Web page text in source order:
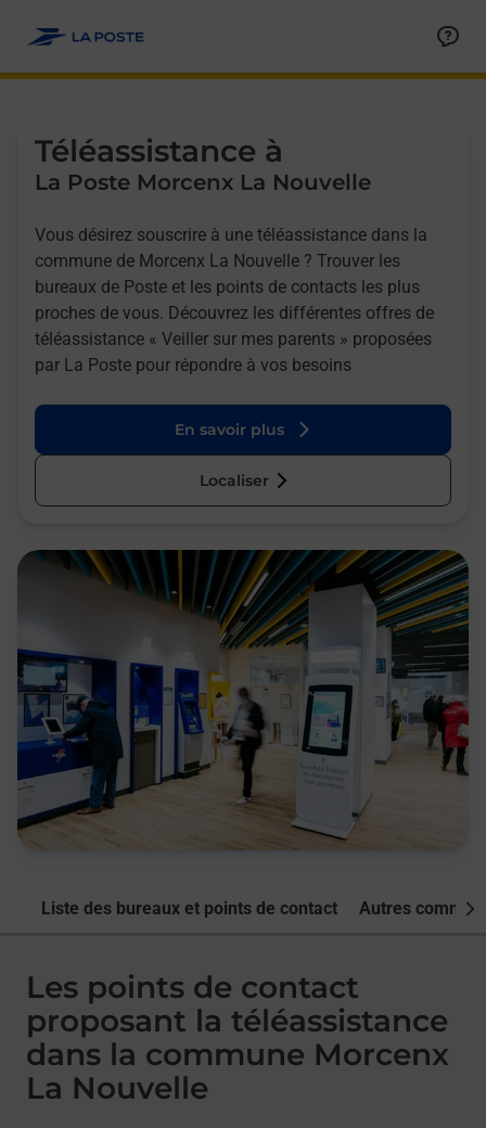
Téléassistance à
La Poste Morcenx La Nouvelle
Vous désirez souscrire à une téléassistance dans la
commune de Morcenx La Nouvelle ? Trouver les
bureaux de Poste et les points de contacts les plus
proches de vous. Découvrez les différentes offres de
téléassistance « Veiller sur mes parents » proposées
par La Poste pour répondre à vos besoins
En savoir plus
Localiser
Liste des bureaux et points de contact Autres
Les points de contact
proposant la téléassistance
dans la commune Morcenx
La Nouvelle